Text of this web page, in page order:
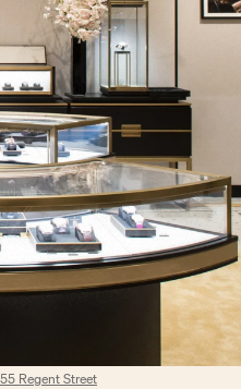
Regent Street